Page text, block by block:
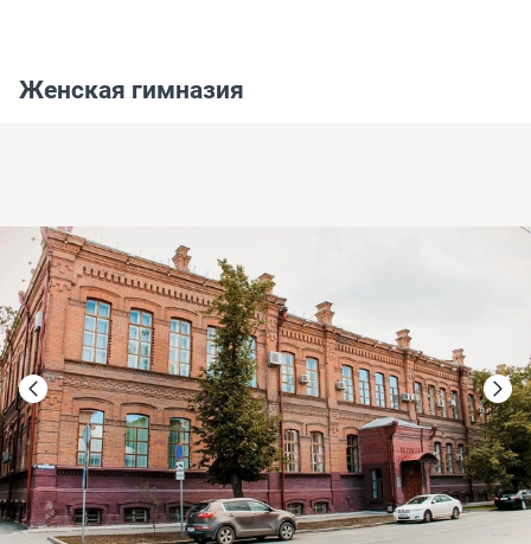
Женская гимназия